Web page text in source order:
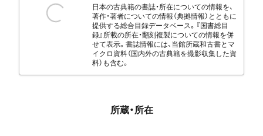
日本の古典籍の書誌・所在についての情報を、
著作・著者についての情報（典拠情報）とともに
提供する総合目録データベース。『国書総目
録』所載の所在・翻刻複製についての情報を併
せて表示。書誌情報には、当館所蔵和古書とマ
イクロ資料（国内外の古典籍を撮影収集した資
料）も含む。
所蔵・所在